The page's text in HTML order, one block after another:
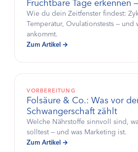
Fruchtbare Tage erkennen
Wie du dein Zeitfenster findest:
Temperatur, Ovulationstests — und
ankommt.
Zum Artikel →
VORBEREITUNG
Folsäure & Co.: Was vor
Schwangerschaft zählt
Welche Nährstoffe sinnvoll sind,
solltest — und was Marketing ist.
Zum Artikel →